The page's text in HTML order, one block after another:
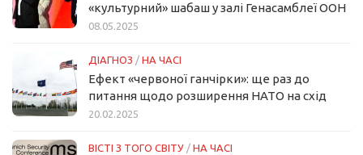
«культурний» шабаш у залі Генасамблеї ООН
08.05.2025
ДІАГНОЗ / НА ЧАСІ
Ефект «червоної ганчірки»: ще раз до
питання щодо розширення НАТО на схід
20.02.2025
ВІСТІ З ТОГО СВІТУ / НА ЧАСІ